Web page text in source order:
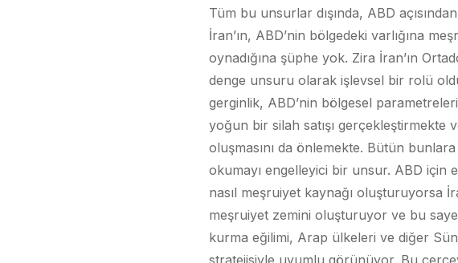
Tüm bu unsurlar dışında, ABD
İran’ın, ABD’nin bölgedeki varlığına
oynadığına şüphe yok. Zira İran’ın
denge unsuru olarak işlevsel bir rolü
gerginlik, ABD’nin bölgesel
yoğun bir silah satışı
oluşmasını da önlemekte. Bütün
okumayı engelleyici bir unsur. ABD için
nasıl meşruiyet kaynağı oluşturuyorsa
meşruiyet zemini oluşturuyor ve bu
kurma eğilimi, Arap ülkeleri ve diğer
stratejisiyle uyumlu görünüyor. Bu